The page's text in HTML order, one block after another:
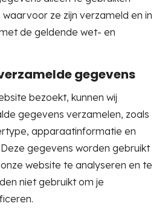
ze zijn verzameld en in
de geldende wet- en
gegevens
bezoekt, kunnen wij
gegevens verzamelen, zoals
apparaatinformatie en
gegevens worden gebruikt
website te analyseren en te
niet gebruikt om je